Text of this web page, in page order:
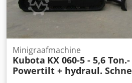
verwarming, volledige cabine,
Minigraafmachine
Kubota KX 060-5 - 5,6 Ton.-
Powertilt + hydraul.